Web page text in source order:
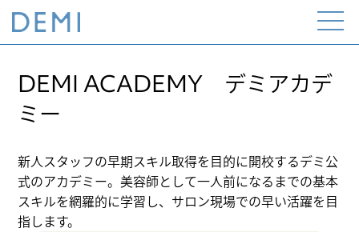
Open
the
DEMI ACADEMY デミアカデ
ミー
新人スタッフの早期スキル取得を目的に開校するデミ公
式のアカデミー。美容師として一人前になるまでの基本
スキルを網羅的に学習し、サロン現場での早い活躍を目
指します。